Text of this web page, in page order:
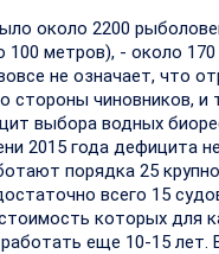
около 2200
метров), - около
не означает, что
стороны чиновников, и
выбора водных
2015 года дефицита
порядка 25
всего 15
которых для
еще 10-15 лет.